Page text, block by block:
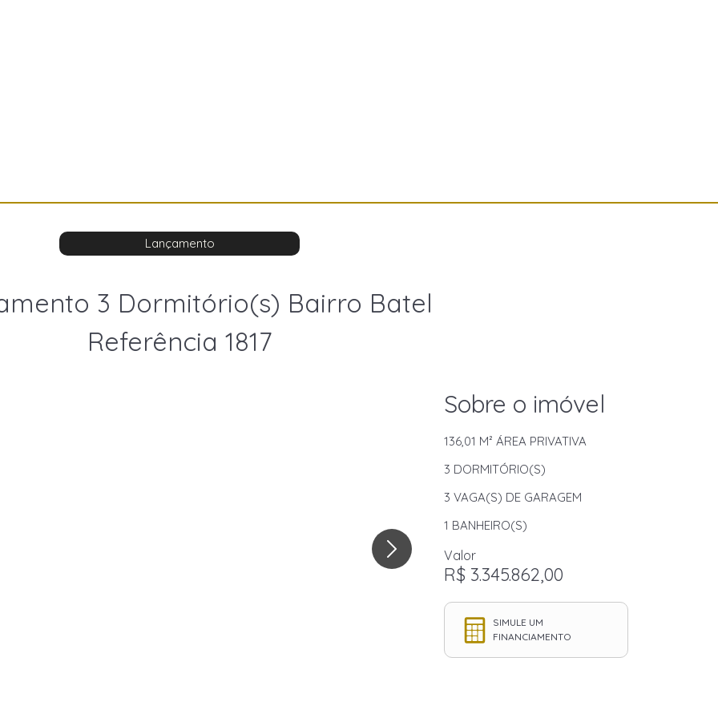
Lançamento
3 Dormitório(s) Bairro Batel
Referência 1817
Sobre o imóvel
136,01 M² ÁREA PRIVATIVA
3 DORMITÓRIO(S)
3 VAGA(S) DE GARAGEM
1 BANHEIRO(S)
Valor
R$ 3.345.862,00
SIMULE UM
FINANCIAMENTO